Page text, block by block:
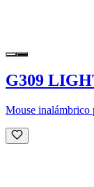
G309
Mouse